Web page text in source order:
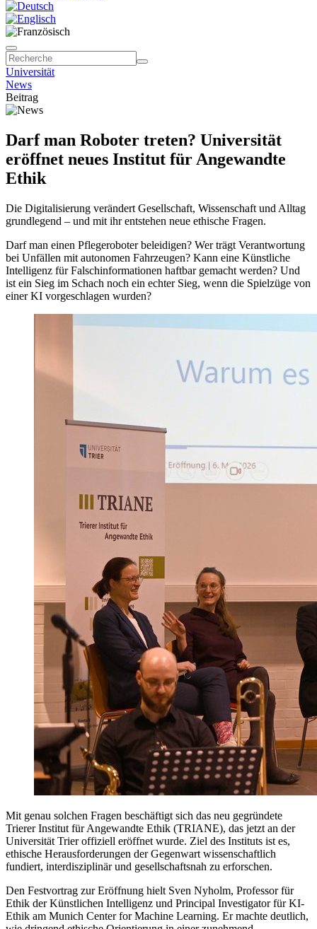
Universität
News
Beitrag
Darf man Roboter treten? Universität
eröffnet neues Institut für Angewandte
Ethik
Die Digitalisierung verändert Gesellschaft, Wissenschaft und Alltag
grundlegend – und mit ihr entstehen neue ethische Fragen.
Darf man einen Pflegeroboter beleidigen? Wer trägt Verantwortung
bei Unfällen mit autonomen Fahrzeugen? Kann eine Künstliche
Intelligenz für Falschinformationen haftbar gemacht werden? Und
ist ein Sieg im Schach noch ein echter Sieg, wenn die Spielzüge von
einer KI vorgeschlagen wurden?
Mit genau solchen Fragen beschäftigt sich das neu gegründete
Trierer Institut für Angewandte Ethik (TRIANE), das jetzt an der
Universität Trier offiziell eröffnet wurde. Ziel des Instituts ist es,
ethische Herausforderungen der Gegenwart wissenschaftlich
fundiert, interdisziplinär und gesellschaftsnah zu erforschen.
Den Festvortrag zur Eröffnung hielt Sven Nyholm, Professor für
Ethik der Künstlichen Intelligenz und Principal Investigator für KI-
Ethik am Munich Center for Machine Learning. Er machte deutlich,